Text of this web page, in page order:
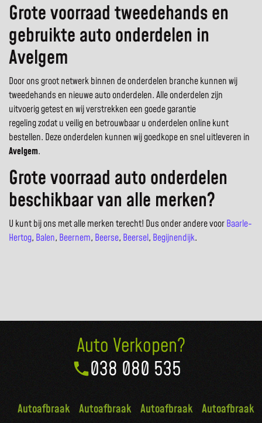
Grote voorraad tweedehands en
gebruikte auto onderdelen in
Avelgem
Door ons groot netwerk binnen de onderdelen branche kunnen wij
tweedehands en nieuwe auto onderdelen. Alle onderdelen zijn
uitvoerig getest en wij verstrekken een goede garantie
regeling zodat u veilig en betrouwbaar u onderdelen online kunt
bestellen. Deze onderdelen kunnen wij goedkope en snel uitleveren in
Avelgem.
Grote voorraad auto onderdelen
beschikbaar van alle merken?
U kunt bij ons met alle merken terecht! Dus onder andere voorBaarle-
Hertog, Balen, Beernem, Beerse, Beersel, Begijnendijk.
Auto Verkopen?
038 080 535
Autoafbraak Autoafbraak Autoafbraak Autoafbraak